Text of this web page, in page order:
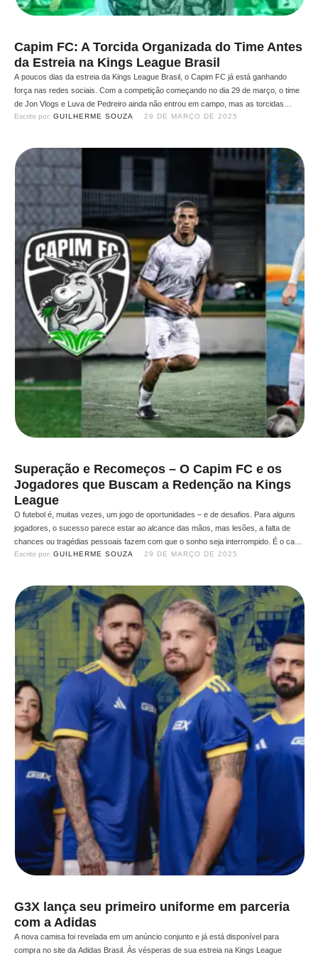
Capim FC: A Torcida Organizada do Time Antes
da Estreia na Kings League Brasil
A poucos dias da estreia da Kings League Brasil, o Capim FC já está ganhando
força nas redes sociais. Com a competição começando no dia 29 de março, o time
de Jon Vlogs e Luva de Pedreiro ainda não entrou em campo, mas as torcidas
organizadas do Capim já se mobilizam nas plataformas digitais, criando …
Escrito por: GUILHERME SOUZA 29 DE MARÇO DE 2025
Superação e Recomeços – O Capim FC e os
Jogadores que Buscam a Redenção na Kings
League
O futebol é, muitas vezes, um jogo de oportunidades – e de desafios. Para alguns
jogadores, o sucesso parece estar ao alcance das mãos, mas lesões, a falta de
chances ou tragédias pessoais fazem com que o sonho seja interrompido. É o caso
dos jogadores do Capim FC, que, apesar de passagens por clubes profissionais …
Escrito por: GUILHERME SOUZA 29 DE MARÇO DE 2025
G3X lança seu primeiro uniforme em parceria
com a Adidas
A nova camisa foi revelada em um anúncio conjunto e já está disponível para
compra no site da Adidas Brasil. Às vésperas de sua estreia na Kings League